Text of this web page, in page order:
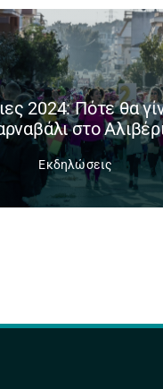
2024: Πότε θα
στο
Εκδηλώσεις